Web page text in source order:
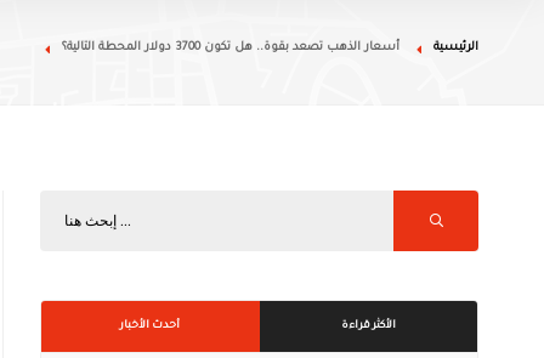
الرئيسية أسعار الذهب تصعد بقوة.. هل تكون 3700 دولار المحطة التالية؟
الأكثر قراءة أحدث الأخبار